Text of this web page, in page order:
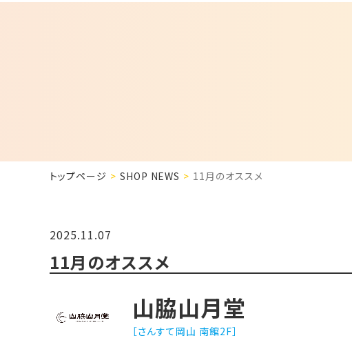
トップページ SHOP NEWS 11月のオススメ
2025.11.07
11月のオススメ
山脇山月堂
［さんすて岡山 南館2F］